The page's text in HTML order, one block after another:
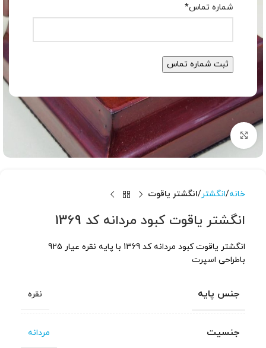
شماره تماس*
برای بزرگنمایی کلیک کنید
خانه انگشتر انگشتر یاقوت
انگشتر یاقوت کبود مردانه کد 1369
انگشتر یاقوت کبود مردانه کد 1369 با پایه نقره عیار 925
باطراحی اسپرت
جنس پایه نقره
جنسیت مردانه